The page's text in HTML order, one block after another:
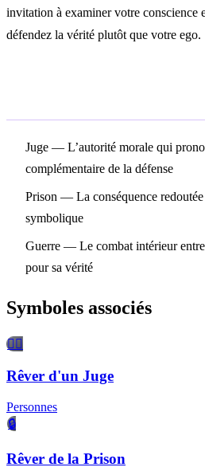
invitation à examiner votre conscience
défendez la vérité plutôt que votre ego.
Juge — L’autorité morale qui
complémentaire de la défense
Prison — La conséquence
symbolique
Guerre — Le combat intérieur
pour sa vérité
Symboles associés
🧑‍⚖️
Rêver d'un Juge
Personnes
🔒
Rêver de la Prison